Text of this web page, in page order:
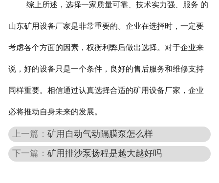
综上所述，选择一家质量可靠、技术实力强、服务 的
山东矿用设备厂家是非常重要的。企业在选择时，一定要
考虑各个方面的因素，权衡利弊后做出选择。对于企业来
说，好的设备只是一个条件，良好的售后服务和维修支持
同样重要。相信通过认真选择合适的矿用设备厂家，企业
必将推动自身未来的发展。
上一篇：矿用自动气动隔膜泵怎么样
下一篇：矿用排沙泵扬程是越大越好吗